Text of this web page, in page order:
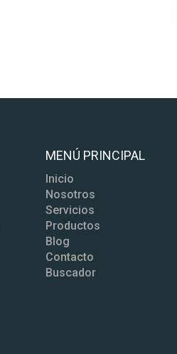
MENÚ PRINCIPAL
Inicio
Nosotros
Servicios
Productos
Blog
Contacto
Buscador